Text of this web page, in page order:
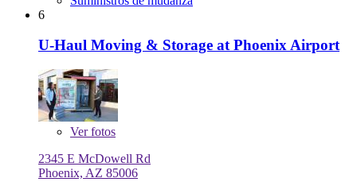
6
U-Haul Moving & Storage at Phoenix Airport
Verfotos
2345 E McDowell Rd
Phoenix, AZ 85006